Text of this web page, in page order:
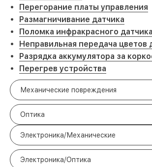
Перегорание платы управления
Размагничивание датчика
Поломка инфракрасного датчика
Неправильная передача цветов
Разрядка аккумулятора за
Перегрев устройства
Механические повреждения
Оптика
Электроника/Механические
Электроника/Оптика